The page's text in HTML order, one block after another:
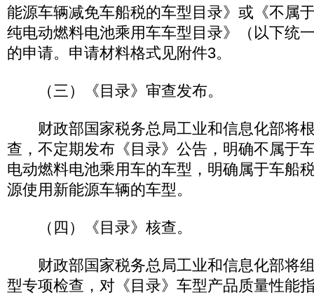
能源车辆减免车船税的车型目录》或《不属
纯电动燃料电池乘用车车型目录》（以下统
的申请。申请材料格式见附件3。
（三）《目录》审查发布。
财政部国家税务总局工业和信息化部将
查，不定期发布《目录》公告，明确不属于
电动燃料电池乘用车的车型，明确属于车船
源使用新能源车辆的车型。
（四）《目录》核查。
财政部国家税务总局工业和信息化部将
型专项检查，对《目录》车型产品质量性能